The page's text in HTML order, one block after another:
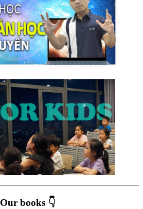
Our books 👇